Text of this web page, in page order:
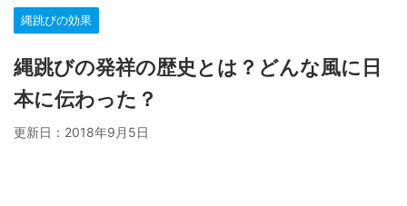
縄跳びの効果
縄跳びの発祥の歴史とは？どんな風に日
本に伝わった？
更新日： 2018年9月5日